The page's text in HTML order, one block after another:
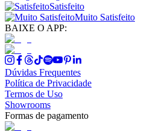
Satisfeito
Muito Satisfeito
BAIXE O APP:
Dúvidas Frequentes
Política de Privacidade
Termos de Uso
Showrooms
Formas de pagamento